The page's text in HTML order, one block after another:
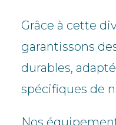
Grâce à cette
garantissons
durables,
spécifiques de
Nos